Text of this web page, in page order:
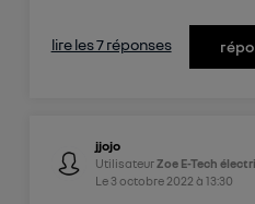
lire les 7 réponses
jjojo
UtilisateurZoe E-Tech
Le 3 octobre 2022 à 13:30